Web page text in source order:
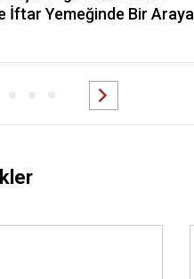
İftar Yemeğinde Bir Araya